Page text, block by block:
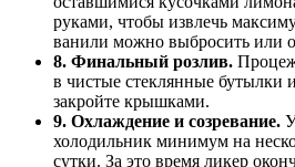
руками, чтобы извлечь
ванили можно выбросить или
8. Финальный розлив.
в чистые стеклянные бутылки
закройте крышками.
9. Охлаждение и созревание.
холодильник минимум на
сутки. За это время ликер